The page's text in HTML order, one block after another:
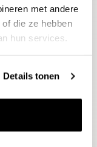
met andere
die ze hebben
hun services.
Details tonen